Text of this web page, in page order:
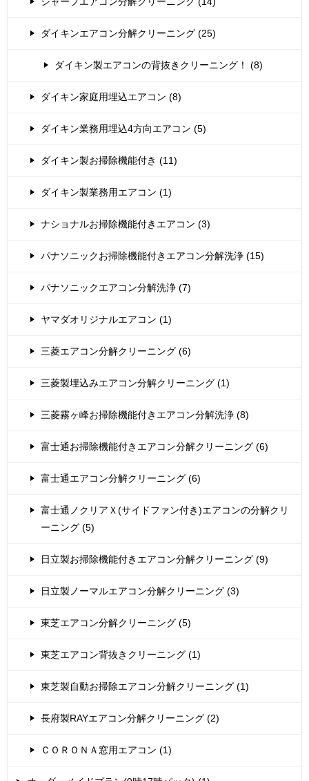
ダイキンエアコン分解クリーニング (25)
ダイキン製エアコンの背抜きクリーニング！ (8)
ダイキン家庭用埋込エアコン (8)
ダイキン業務用埋込4方向エアコン (5)
ダイキン製お掃除機能付き (11)
ダイキン製業務用エアコン (1)
ナショナルお掃除機能付きエアコン (3)
パナソニックお掃除機能付きエアコン分解洗浄 (15)
パナソニックエアコン分解洗浄 (7)
ヤマダオリジナルエアコン (1)
三菱エアコン分解クリーニング (6)
三菱製埋込みエアコン分解クリーニング (1)
三菱霧ヶ峰お掃除機能付きエアコン分解洗浄 (8)
富士通お掃除機能付きエアコン分解クリーニング (6)
富士通エアコン分解クリーニング (6)
富士通ノクリアＸ(サイドファン付き)エアコンの分解クリ
ーニング (5)
日立製お掃除機能付きエアコン分解クリーニング (9)
日立製ノーマルエアコン分解クリーニング (3)
東芝エアコン分解クリーニング (5)
東芝エアコン背抜きクリーニング (1)
東芝製自動お掃除エアコン分解クリーニング (1)
長府製RAYエアコン分解クリーニング (2)
ＣＯＲＯＮＡ窓用エアコン (1)